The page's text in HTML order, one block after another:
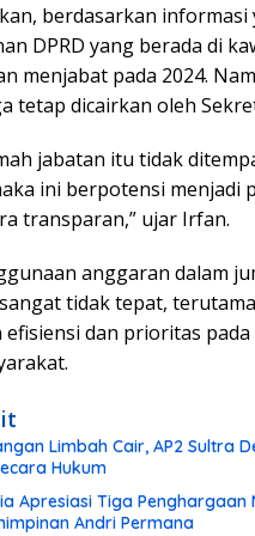
berdasarkan
DPRD yang berada di
menjabat pada 2024.
tetap dicairkan oleh
jabatan itu tidak
ini berpotensi menjadi
transparan,” ujar Irfan.
anggaran dalam
tidak tepat,
dan prioritas
Limbah Cair, AP2 Sultra
Hukum
Apresiasi Tiga
Andri Permana